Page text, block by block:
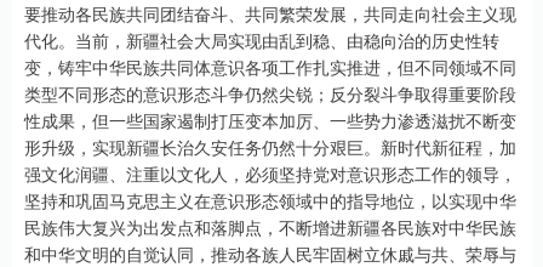
要推动各民族共同团结奋斗、共同繁荣发展，共同走向社会主义现
代化。当前，新疆社会大局实现由乱到稳、由稳向治的历史性转
变，铸牢中华民族共同体意识各项工作扎实推进，但不同领域不同
类型不同形态的意识形态斗争仍然尖锐；反分裂斗争取得重要阶段
性成果，但一些国家遏制打压变本加厉、一些势力渗透滋扰不断变
形升级，实现新疆长治久安任务仍然十分艰巨。新时代新征程，加
强文化润疆、注重以文化人，必须坚持党对意识形态工作的领导，
坚持和巩固马克思主义在意识形态领域中的指导地位，以实现中华
民族伟大复兴为出发点和落脚点，不断增进新疆各民族对中华民族
和中华文明的自觉认同，推动各族人民牢固树立休戚与共、荣辱与